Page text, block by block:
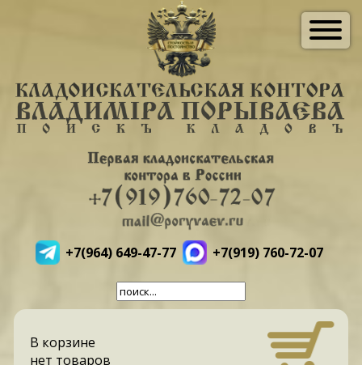
+7(964) 649-47-77 +7(919) 760-72-07
В корзине
нет товаров